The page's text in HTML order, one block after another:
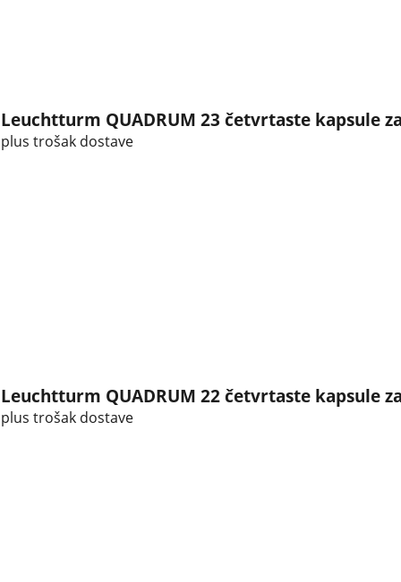
Leuchtturm QUADRUM 23 četvrtaste kapsule
plus trošak dostave
Leuchtturm QUADRUM 22 četvrtaste kapsule
plus trošak dostave